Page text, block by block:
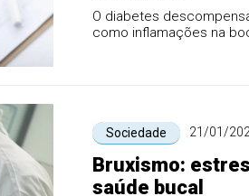
O diabetes
como inflamações na
Sociedade 21/01/
Bruxismo:
saúde bucal